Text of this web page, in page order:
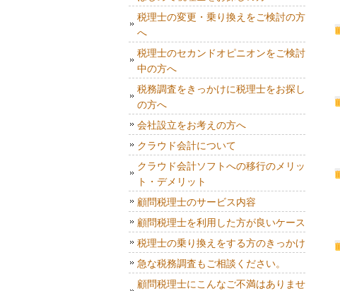
税理士の変更・乗り換えをご検討の方
へ
税理士のセカンドオピニオンをご検討
中の方へ
税務調査をきっかけに税理士をお探し
の方へ
会社設立をお考えの方へ
クラウド会計について
クラウド会計ソフトへの移行のメリッ
ト・デメリット
顧問税理士のサービス内容
顧問税理士を利用した方が良いケース
税理士の乗り換えをする方のきっかけ
急な税務調査もご相談ください。
顧問税理士にこんなご不満はありませ